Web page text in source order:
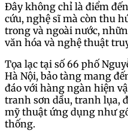
Đây không chỉ là điểm
cứu, nghệ sĩ mà còn thu
trong và ngoài nước,
văn hóa và nghệ thuật
Tọa lạc tại số 66 phố
Hà Nội, bảo tàng mang
đáo với hàng ngàn hiện
tranh sơn dầu, tranh lụa,
mỹ thuật ứng dụng như
thống.